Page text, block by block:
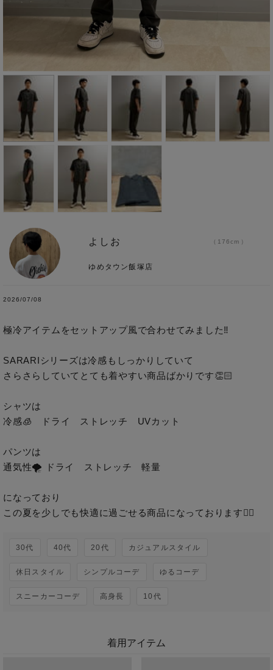
よしお
ゆめタウン飯塚店
176cm
2026/07/08
極冷アイテムをセットアップ風で合わせてみました‼︎
SARARIシリーズは冷感もしっかりしていて
さらさらしていてとても着やすい商品ばかりです👏🏻
シャツは
冷感🧊　ドライ　ストレッチ　UVカット
パンツは
通気性🌪️ ドライ　ストレッチ　軽量
になっており
30代 40代 20代 カジュアルスタイル
休日スタイル シンプルコーデ ゆるコーデ
スニーカーコーデ 高身長 10代
着用アイテム